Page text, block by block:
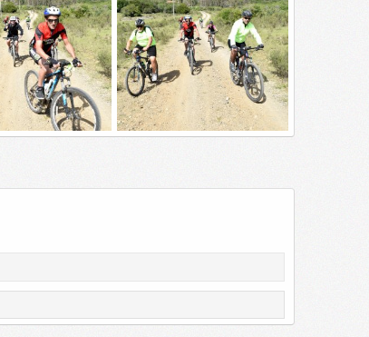
_DSC0309